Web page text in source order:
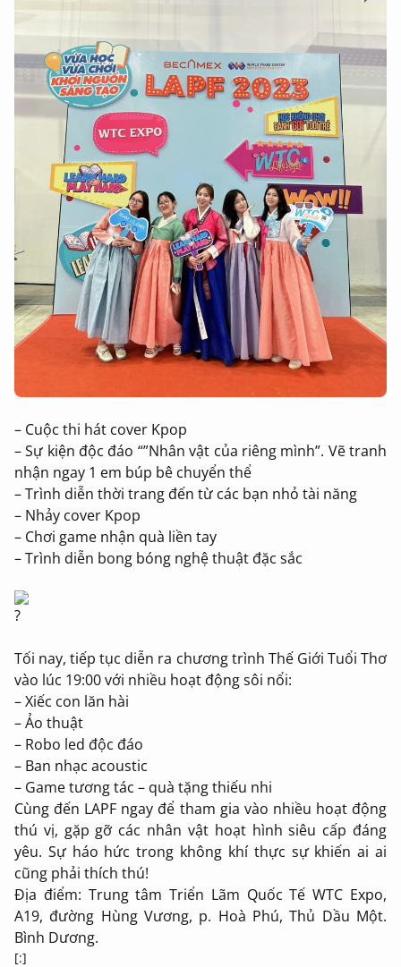
– Cuộc thi hát cover Kpop
– Sự kiện độc đáo “”Nhân vật của riêng mình”. Vẽ tranh
nhận ngay 1 em búp bê chuyển thể
– Trình diễn thời trang đến từ các bạn nhỏ tài năng
– Nhảy cover Kpop
– Chơi game nhận quà liền tay
– Trình diễn bong bóng nghệ thuật đặc sắc
Tối nay, tiếp tục diễn ra chương trình Thế Giới Tuổi Thơ
vào lúc 19:00 với nhiều hoạt động sôi nổi:
– Xiếc con lăn hài
– Ảo thuật
– Robo led độc đáo
– Ban nhạc acoustic
– Game tương tác – quà tặng thiếu nhi
Cùng đến LAPF ngay để tham gia vào nhiều hoạt động
thú vị, gặp gỡ các nhân vật hoạt hình siêu cấp đáng
yêu. Sự háo hức trong không khí thực sự khiến ai ai
cũng phải thích thú!
Địa điểm: Trung tâm Triển Lãm Quốc Tế WTC Expo,
A19, đường Hùng Vương, p. Hoà Phú, Thủ Dầu Một.
Bình Dương.
[:]